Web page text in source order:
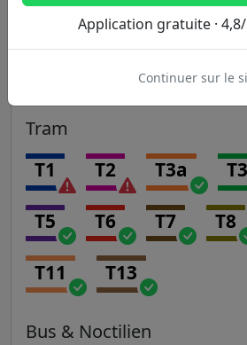
J K L
U
Tram
T1 T2 T3a
T5 T6 T7 T8
T11 T13
Bus & Noctilien
Application gratuite ·
Continuer sur le